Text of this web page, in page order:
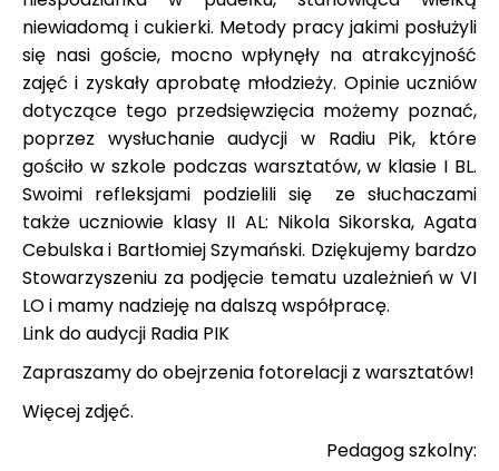
niewiadomą i cukierki. Metody pracy jakimi posłużyli
się nasi goście, mocno wpłynęły na atrakcyjność
zajęć i zyskały aprobatę młodzieży. Opinie uczniów
dotyczące tego przedsięwzięcia możemy poznać,
poprzez wysłuchanie audycji w Radiu Pik, które
gościło w szkole podczas warsztatów, w klasie I BL.
Swoimi refleksjami podzielili się ze słuchaczami
także uczniowie klasy II AL: Nikola Sikorska, Agata
Cebulska i Bartłomiej Szymański. Dziękujemy bardzo
Stowarzyszeniu za podjęcie tematu uzależnień w VI
LO i mamy nadzieję na dalszą współpracę.
Link do audycji Radia PIK
Zapraszamy do obejrzenia fotorelacji z warsztatów!
Więcej zdjęć.
Pedagog szkolny: